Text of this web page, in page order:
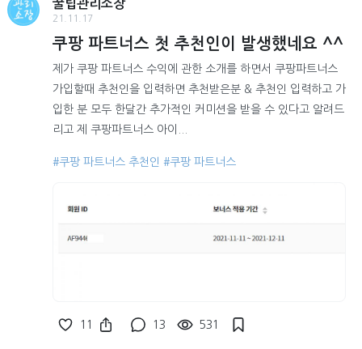
꿀팁관리소장
21.11.17
쿠팡 파트너스 첫 추천인이 발생했네요 ^^
제가 쿠팡 파트너스 수익에 관한 소개를 하면서 쿠팡파트너스
가입할때 추천인을 입력하면 추천받은분 & 추천인 입력하고 가
입한 분 모두 한달간 추가적인 커미션을 받을 수 있다고 알려드
리고 제 쿠팡파트너스 아이...
#쿠팡 파트너스 추천인 #쿠팡 파트너스
11 13 531